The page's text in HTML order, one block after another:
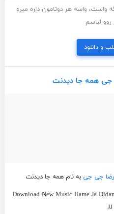
واست، واسه هر دوتامون داره میره
لباسم
و دانلود
جی همه جا دیدنت
جی جی به نام همه جا دیدنت
Download New Music Hame Ja
JJ